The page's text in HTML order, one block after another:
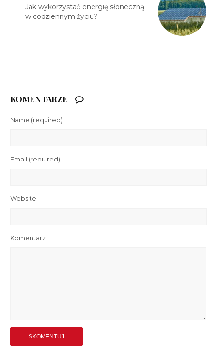
Jak wykorzystać energię słoneczną
w codziennym życiu?
KOMENTARZE
Name (required)
Email (required)
Website
Komentarz